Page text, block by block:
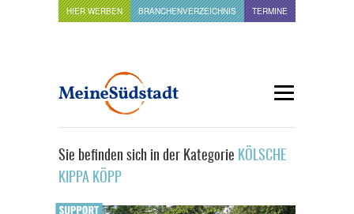
HIER WERBEN BRANCHENVERZEICHNIS TERMINE
Sie befinden sich in der Kategorie KÖLSCHE
KIPPA KÖPP